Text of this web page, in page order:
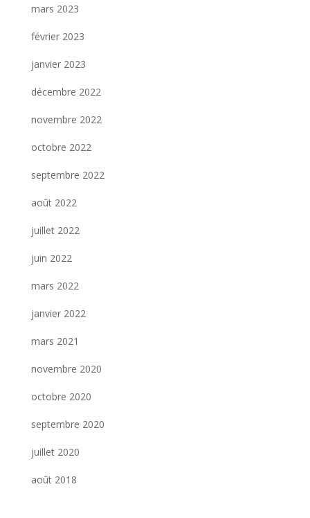
mars 2023
février 2023
janvier 2023
décembre 2022
novembre 2022
octobre 2022
septembre 2022
août 2022
juillet 2022
juin 2022
mars 2022
janvier 2022
mars 2021
novembre 2020
octobre 2020
septembre 2020
juillet 2020
août 2018